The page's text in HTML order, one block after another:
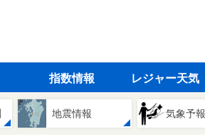
指数情報 レジャー天気
地震情報 気象予